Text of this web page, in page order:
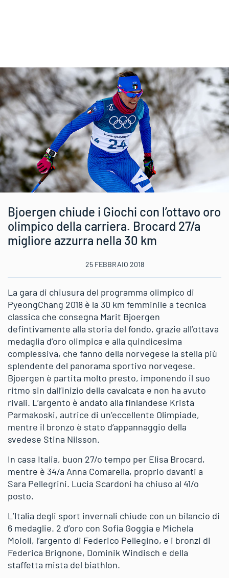
Bjoergen chiude i Giochi con l’ottavo oro
olimpico della carriera. Brocard 27/a
migliore azzurra nella 30 km
25 FEBBRAIO 2018
La gara di chiusura del programma olimpico di
PyeongChang 2018 è la 30 km femminile a tecnica
classica che consegna Marit Bjoergen
defintivamente alla storia del fondo, grazie all’ottava
medaglia d’oro olimpica e alla quindicesima
complessiva, che fanno della norvegese la stella più
splendente del panorama sportivo norvegese.
Bjoergen è partita molto presto, imponendo il suo
ritmo sin dall’inizio della cavalcata e non ha avuto
rivali. L’argento è andato alla finlandese Krista
Parmakoski, autrice di un’eccellente Olimpiade,
mentre il bronzo è stato d’appannaggio della
svedese Stina Nilsson.
In casa Italia, buon 27/o tempo per Elisa Brocard,
mentre è 34/a Anna Comarella, proprio davanti a
Sara Pellegrini. Lucia Scardoni ha chiuso al 41/o
posto.
L’Italia degli sport invernali chiude con un bilancio di
6 medaglie. 2 d’oro con Sofia Goggia e Michela
Moioli, l’argento di Federico Pellegino, e i bronzi di
Federica Brignone, Dominik Windisch e della
staffetta mista del biathlon.